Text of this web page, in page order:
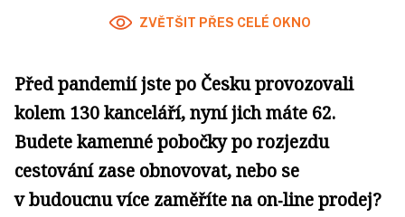
ZVĚTŠIT PŘES CELÉ OKNO
Před pandemií jste po Česku provozovali
kolem 130 kanceláří, nyní jich máte 62.
Budete kamenné pobočky po rozjezdu
cestování zase obnovovat, nebo se
v budoucnu více zaměříte na on‑line prodej?